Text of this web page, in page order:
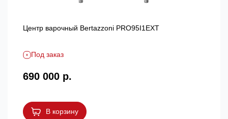
Центр варочный Bertazzoni PRO95I1EXT
Под заказ
690 000 р.
В корзину